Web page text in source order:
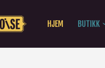
HJEM BUTIKK